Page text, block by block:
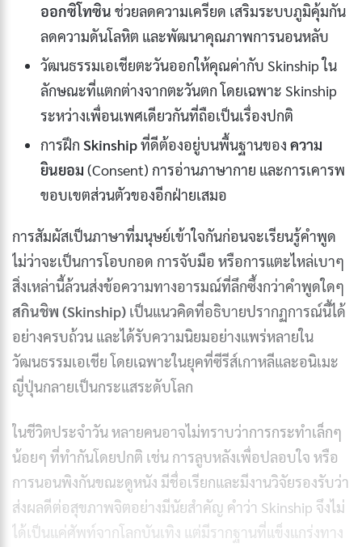
ออกซิโทซิน ช่วยลดความเครียด เสริมระบบภูมิคุ้มกัน
ลดความดันโลหิต และพัฒนาคุณภาพการนอนหลับ
วัฒนธรรมเอเชียตะวันออกให้คุณค่ากับ Skinship ใน
ลักษณะที่แตกต่างจากตะวันตก โดยเฉพาะ Skinship
ระหว่างเพื่อนเพศเดียวกันที่ถือเป็นเรื่องปกติ
การฝึก Skinshipที่ดีต้องอยู่บนพื้นฐานของ ความ
ยินยอม (Consent) การอ่านภาษากาย และการเคารพ
ขอบเขตส่วนตัวของอีกฝ่ายเสมอ
การสัมผัสเป็นภาษาที่มนุษย์เข้าใจกันก่อนจะเรียนรู้คำพูด
ไม่ว่าจะเป็นการโอบกอด การจับมือ หรือการแตะไหล่เบาๆ
สิ่งเหล่านี้ล้วนส่งข้อความทางอารมณ์ที่ลึกซึ้งกว่าคำพูดใดๆ
สกินชิพ (Skinship) เป็นแนวคิดที่อธิบายปรากฏการณ์นี้ได้
อย่างครบถ้วน และได้รับความนิยมอย่างแพร่หลายใน
วัฒนธรรมเอเชีย โดยเฉพาะในยุคที่ซีรีส์เกาหลีและอนิเมะ
ญี่ปุ่นกลายเป็นกระแสระดับโลก
ในชีวิตประจำวัน หลายคนอาจไม่ทราบว่าการกระทำเล็กๆ
น้อยๆ ที่ทำกันโดยปกติ เช่น การลูบหลังเพื่อปลอบใจ หรือ
การนอนพิงกันขณะดูหนัง มีชื่อเรียกและมีงานวิจัยรองรับว่า
ส่งผลดีต่อสุขภาพจิตอย่างมีนัยสำคัญ คำว่า Skinship จึงไม่
ได้เป็นแค่ศัพท์จากโลกบันเทิง แต่มีรากฐานที่แข็งแกร่งทาง